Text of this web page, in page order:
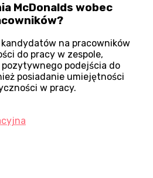
McDonalds wobec
na pracowników
do pracy w zespole,
podejścia do
posiadanie umiejętności
w pracy.